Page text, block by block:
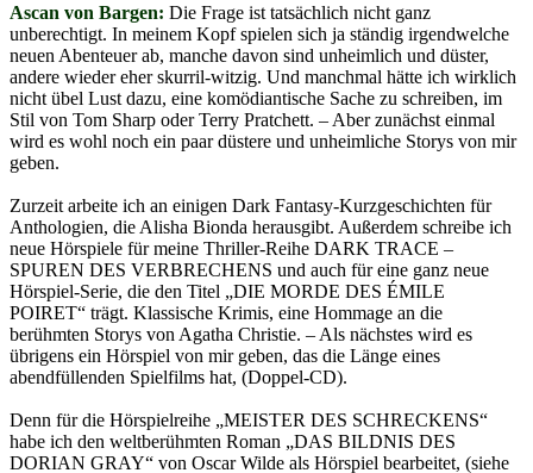
Ascan von Bargen: Die Frage ist tatsächlich nicht ganz
unberechtigt. In meinem Kopf spielen sich ja ständig irgendwelche
neuen Abenteuer ab, manche davon sind unheimlich und düster,
andere wieder eher skurril-witzig. Und manchmal hätte ich wirklich
nicht übel Lust dazu, eine komödiantische Sache zu schreiben, im
Stil von Tom Sharp oder Terry Pratchett. – Aber zunächst einmal
wird es wohl noch ein paar düstere und unheimliche Storys von mir
geben.
Zurzeit arbeite ich an einigen Dark Fantasy-Kurzgeschichten für
Anthologien, die Alisha Bionda herausgibt. Außerdem schreibe ich
neue Hörspiele für meine Thriller-Reihe DARK TRACE –
SPUREN DES VERBRECHENS und auch für eine ganz neue
Hörspiel-Serie, die den Titel „DIE MORDE DES ÉMILE
POIRET“ trägt. Klassische Krimis, eine Hommage an die
berühmten Storys von Agatha Christie. – Als nächstes wird es
übrigens ein Hörspiel von mir geben, das die Länge eines
abendfüllenden Spielfilms hat, (Doppel-CD).
Denn für die Hörspielreihe „MEISTER DES SCHRECKENS“
habe ich den weltberühmten Roman „DAS BILDNIS DES
DORIAN GRAY“ von Oscar Wilde als Hörspiel bearbeitet, (siehe